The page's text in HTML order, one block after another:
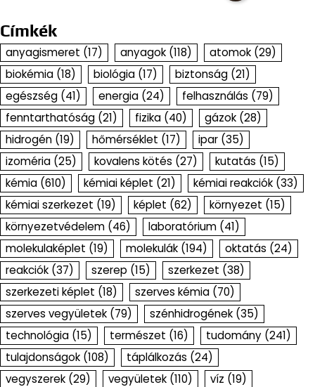
Címkék
anyagismeret (17) anyagok (118) atomok (29)
biokémia (18) biológia (17) biztonság (21)
egészség (41) energia (24) felhasználás (79)
fenntarthatóság (21) fizika (40) gázok (28)
hidrogén (19) hőmérséklet (17) ipar (35)
izoméria (25) kovalens kötés (27) kutatás (15)
kémia (610) kémiai képlet (21) kémiai reakciók (33)
kémiai szerkezet (19) képlet (62) környezet (15)
környezetvédelem (46) laboratórium (41)
molekulaképlet (19) molekulák (194) oktatás (24)
reakciók (37) szerep (15) szerkezet (38)
szerkezeti képlet (18) szerves kémia (70)
szerves vegyületek (79) szénhidrogének (35)
technológia (15) természet (16) tudomány (241)
tulajdonságok (108) táplálkozás (24)
vegyszerek (29) vegyületek (110) víz (19)